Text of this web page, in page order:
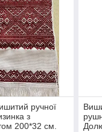
ручної
з
200*32 см.